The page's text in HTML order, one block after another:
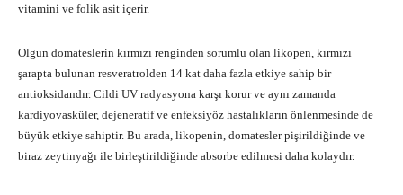
vitamini ve folik asit içerir.
Olgun domateslerin kırmızı renginden sorumlu olan likopen, kırmızı
şarapta bulunan resveratrolden 14 kat daha fazla etkiye sahip bir
antioksidandır. Cildi UV radyasyona karşı korur ve aynı zamanda
kardiyovasküler, dejeneratif ve enfeksiyöz hastalıkların önlenmesinde de
büyük etkiye sahiptir. Bu arada, likopenin, domatesler pişirildiğinde ve
biraz zeytinyağı ile birleştirildiğinde absorbe edilmesi daha kolaydır.